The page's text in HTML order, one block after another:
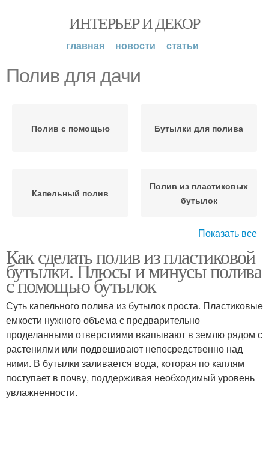
ИНТЕРЬЕР И ДЕКОР
главная новости статьи
Полив для дачи
Полив с помощью Бутылки для полива
Капельный полив
Полив из пластиковых
бутылок
Полив из бутылки Равномерный полив
Прикорневой полив Верхний полив
Полив в междурядье
Показать все
Как сделать полив из пластиковой
бутылки. Плюсы и минусы полива
с помощью бутылок
Суть капельного полива из бутылок проста. Пластиковые
емкости нужного объема с предварительно
проделанными отверстиями вкапывают в землю рядом с
растениями или подвешивают непосредственно над
ними. В бутылки заливается вода, которая по каплям
поступает в почву, поддерживая необходимый уровень
увлажненности.